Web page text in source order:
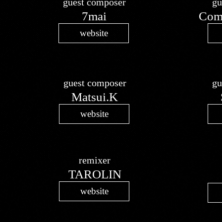
7mai
website
​guest composer
Matsui.K
website
remixer
TAROLIN
website